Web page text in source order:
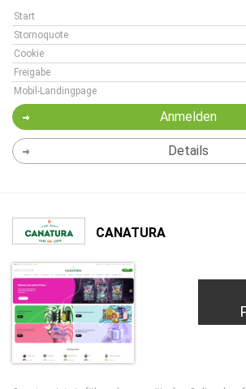
Start
Stornoquote
Cookie
Freigabe
Mobil-Landingpage
Anmelden
Details
CANATURA